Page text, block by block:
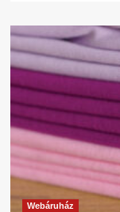
Webáruház